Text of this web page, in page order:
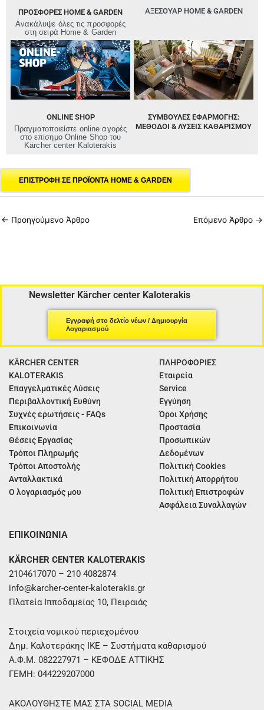
ΠΡΟΣΦΟΡΈΣ HOME & GARDEN
Ανακάλυψε όλες τις προσφορές
στη σειρά Home & Garden
ΑΞΕΣΟΥΑΡ HOME & GARDEN
ONLINE SHOP
Πραγματοποιείστε online αγορές
στο επίσημο Online Shop του
Kärcher center Kaloterakis
ΣΥΜΒΟΥΛΕΣ ΕΦΑΡΜΟΓΗΣ:
ΜΈΘΟΔΟΙ & ΛΎΣΕΙΣ ΚΑΘΑΡΙΣΜΟΎ
ΕΠΙΣΤΡΟΦΗ ΣΕ ΠΡΟΪΟΝΤΑ HOME & GARDEN
← Προηγούμενο Άρθρο Επόμενο Άρθρο →
Newsletter Kärcher center Kaloterakis
Εγγραφή στο δελτίο νέων / Δημιουργία
Λογαριασμού
KÄRCHER CENTER
KALOTERAKIS
Επαγγελματικές Λύσεις
Περιβαλλοντική Ευθύνη
Συχνές ερωτήσεις - FAQs
Επικοινωνία
Θέσεις Εργασίας
Τρόποι Πληρωμής
Τρόποι Αποστολής
Ανταλλακτικά
Ο λογαριασμός μου
ΠΛΗΡΟΦΟΡΙΕΣ
Εταιρεία
Service
Εγγύηση
Όροι Χρήσης
Προστασία
Προσωπικών
Δεδομένων
Πολιτική Cookies
Πολιτική Απορρήτου
Πολιτική Επιστροφών
Ασφάλεια Συναλλαγών
ΕΠΙΚΟΙΝΩΝΙΑ
KÄRCHER CENTER KALOTERAKIS
2104617070 – 210 4082874
info@karcher-center-kaloterakis.gr
Πλατεία Ιπποδαμείας 10, Πειραιάς
Στοιχεία νομικού περιεχομένου
Δημ. Καλοτεράκης ΙΚΕ – Συστήματα καθαρισμού
Α.Φ.Μ. 082227971 – ΚΕΦΟΔΕ ΑΤΤΙΚΗΣ
ΓΕΜΗ: 044229207000
ΑΚΟΛΟΥΘΗΣΤΕ ΜΑΣ ΣΤΑ SOCIAL MEDIA